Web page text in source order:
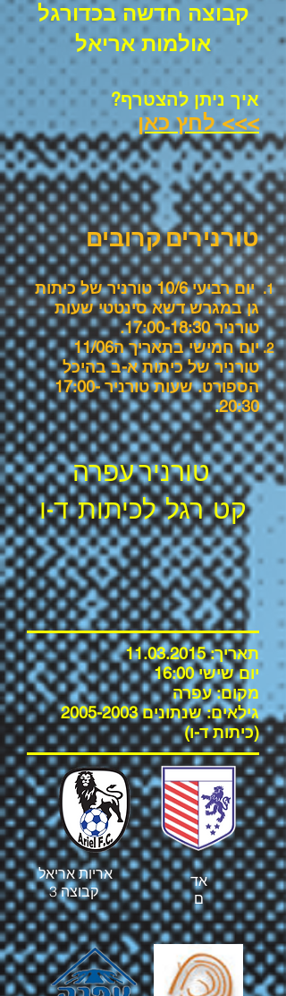
קבוצה חדשה בכדורגל
אולמות אריאל
איך ניתן להצטרף?
>>> לחץ כאן
טורנירים קרובים
יום רביעי 10/6 טורניר של כיתות
גן במגרש דשא סינטטי שעות
טורניר 17:00-18:30.
יום חמישי בתאריך ה11/06
טורניר של כיתות א-ב בהיכל
הספורט. שעות טורניר 17:00-
20:30
.
טורנירעפרה
קט רגל לכיתות ד-ו
תאריך:11.03.2015
יום שישי 16:00
מקום:עפרה
גילאים: שנתונים2005-2003
(כיתות ד-ו)
אריות אריאל
קבוצה 3
אד
ם